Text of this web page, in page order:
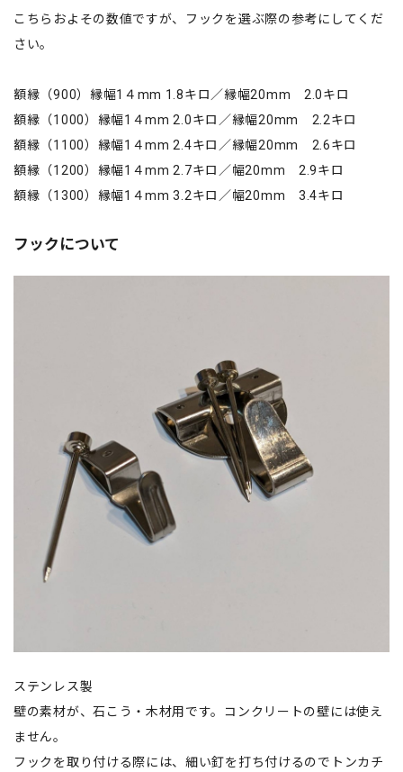
こちらおよその数値ですが、フックを選ぶ際の参考にしてくだ
さい。
額縁（900）縁幅1４mm 1.8キロ／縁幅20mm 2.0キロ
額縁（1000）縁幅1４mm 2.0キロ／縁幅20mm 2.2キロ
額縁（1100）縁幅1４mm 2.4キロ／縁幅20mm 2.6キロ
額縁（1200）縁幅1４mm 2.7キロ／幅20mm 2.9キロ
額縁（1300）縁幅1４mm 3.2キロ／幅20mm 3.4キロ
フックについて
ステンレス製
壁の素材が、石こう・木材用です。コンクリートの壁には使え
ません。
フックを取り付ける際には、細い釘を打ち付けるのでトンカチ